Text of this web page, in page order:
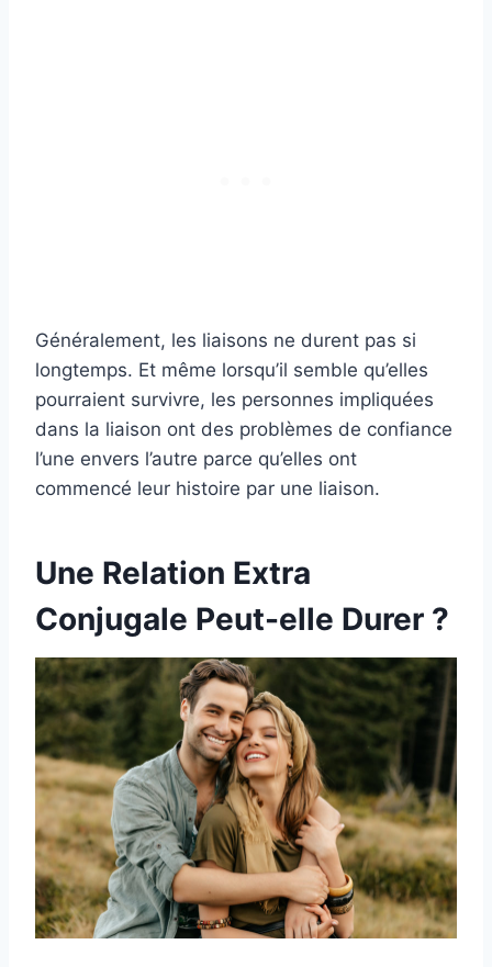
Généralement, les liaisons ne durent pas si
longtemps. Et même lorsqu’il semble qu’elles
pourraient survivre, les personnes impliquées
dans la liaison ont des problèmes de confiance
l’une envers l’autre parce qu’elles ont
commencé leur histoire par une liaison.
Une Relation Extra
Conjugale Peut-elle Durer ?